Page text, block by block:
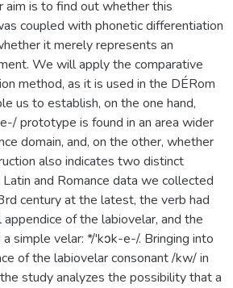
aim is to find out whether this
coupled with phonetic differentiation
it merely represents an
We will apply the comparative
method, as it is used in the DÉRom
us to establish, on the one hand,
prototype is found in an area wider
domain, and, on the other, whether
also indicates two distinct
and Romance data we collected
century at the latest, the verb had
of the labiovelar, and the
simple velar: */'kɔk-e-/. Bringing into
of the labiovelar consonant /kw/ in
study analyzes the possibility that a